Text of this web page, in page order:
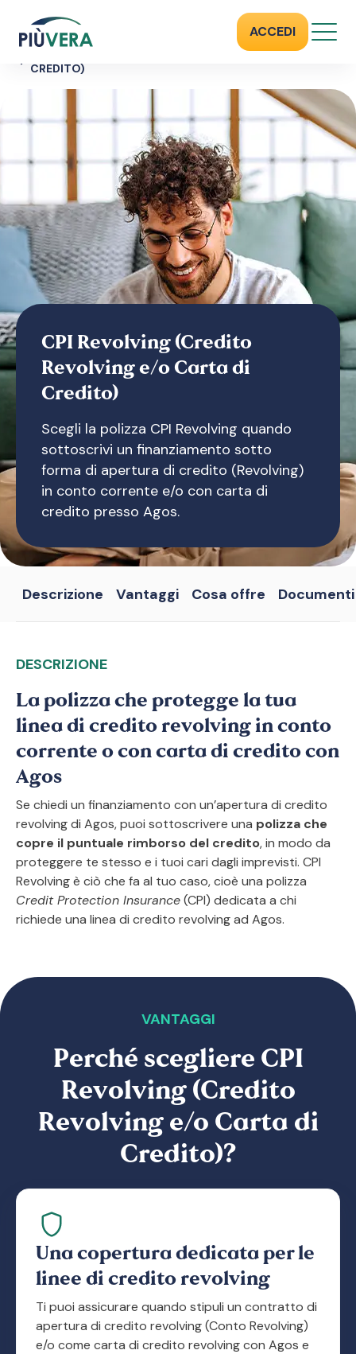
ACCEDI
ASSICURAZIONE PRESTITI
PRESTITI DISTRIBUITI DA AGOS
CPI REVOLVING (CREDITO REVOLVING E/O CARTA DI
CREDITO)
CPI Revolving (Credito
Revolving e/o Carta di
Credito)
Scegli la polizza CPI Revolving quando
sottoscrivi un finanziamento sotto
forma di apertura di credito (Revolving)
in conto corrente e/o con carta di
credito presso Agos.
Descrizione Vantaggi Cosa offre Documenti
DESCRIZIONE
La polizza che protegge la tua
linea di credito revolving in conto
corrente o con carta di credito con
Agos
Se chiedi un finanziamento con un’apertura di credito
revolving di Agos, puoi sottoscrivere una polizza che
copre il puntuale rimborso del credito, in modo da
proteggere te stesso e i tuoi cari dagli imprevisti. CPI
Revolving è ciò che fa al tuo caso, cioè una polizza
Credit Protection Insurance(CPI) dedicata a chi
richiede una linea di credito revolving ad Agos.
VANTAGGI
Perché scegliere CPI
Revolving (Credito
Revolving e/o Carta di
Credito)?
Una copertura dedicata per le
linee di credito revolving
Ti puoi assicurare quando stipuli un contratto di
apertura di credito revolving (Conto Revolving)
e/o come carta di credito revolving con Agos e